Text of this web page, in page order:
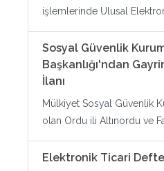
işlemlerinde Ulusal
Sosyal Güvenlik
Başkanlığı'ndan
İlanı
Mülkiyet Sosyal Güvenlik
olan Ordu ili Altınordu ve
Elektronik Ticari